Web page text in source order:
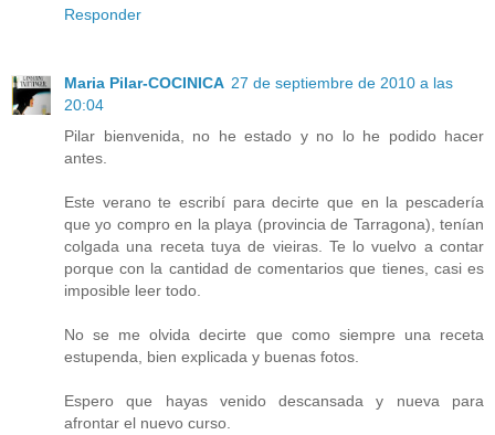
Responder
Maria Pilar-COCINICA 27 de septiembre de 2010 a las
20:04
Pilar bienvenida, no he estado y no lo he podido hacer
antes.
Este verano te escribí para decirte que en la pescadería
que yo compro en la playa (provincia de Tarragona), tenían
colgada una receta tuya de vieiras. Te lo vuelvo a contar
porque con la cantidad de comentarios que tienes, casi es
imposible leer todo.
No se me olvida decirte que como siempre una receta
estupenda, bien explicada y buenas fotos.
Espero que hayas venido descansada y nueva para
afrontar el nuevo curso.